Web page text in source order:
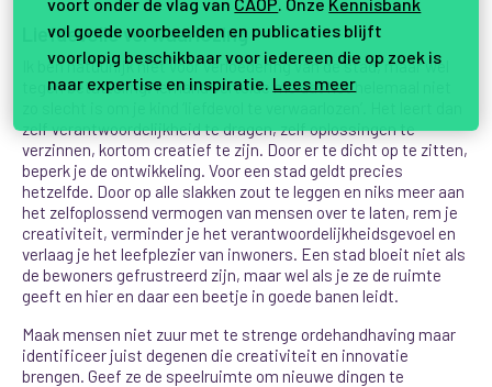
Liefdevolle verwaarlozing
Ik ben natuurlijk niet voor verloedering van de stad, maar wel
tegen betutteling. Iemand vertelde me dat het helemaal niet
zelf verantwoordelijkheid te dragen, zelf oplossingen te
verzinnen, kortom creatief te zijn. Door er te dicht op te zitten,
beperk je de ontwikkeling. Voor een stad geldt precies
hetzelfde. Door op alle slakken zout te leggen en niks meer aan
het zelfoplossend vermogen van mensen over te laten, rem je
creativiteit, verminder je het verantwoordelijkheidsgevoel en
verlaag je het leefplezier van inwoners. Een stad bloeit niet als
de bewoners gefrustreerd zijn, maar wel als je ze de ruimte
geeft en hier en daar een beetje in goede banen leidt.
Maak mensen niet zuur met te strenge ordehandhaving maar
identificeer juist degenen die creativiteit en innovatie
brengen. Geef ze de speelruimte om nieuwe dingen te
vol goede voorbeelden en publicaties blijft
voorlopig beschikbaar voor iedereen die op zoek is
naar expertise en inspiratie. Lees meer